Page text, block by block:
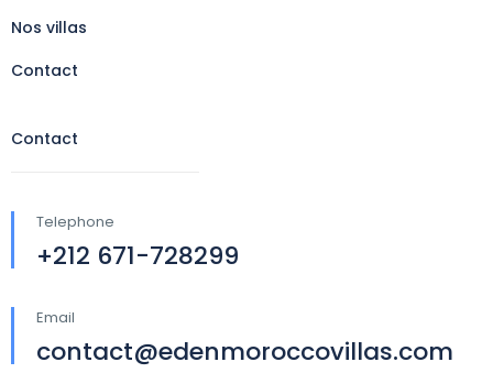
Nos villas
Contact
Contact
Telephone
+212 671-728299
Email
contact@edenmoroccovillas.com